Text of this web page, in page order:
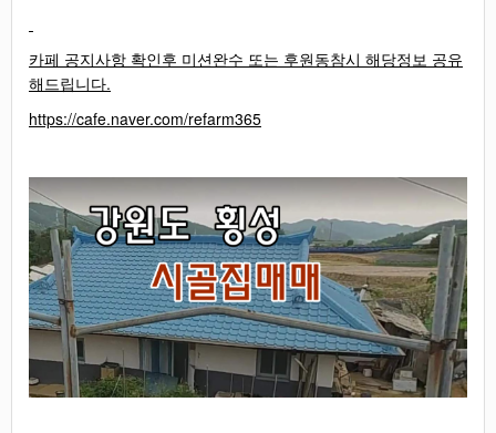
카페 공지사항 확인후 미션완수 또는 후원동참시 해당정보 공유
해드립니다.
https://cafe.naver.com/refarm365